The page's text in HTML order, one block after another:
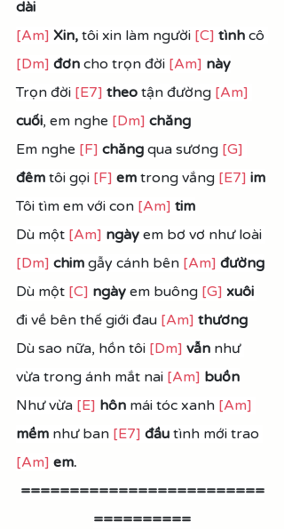
dài
[Am] Xin, tôi xin làm người [C] tình cô
[Dm] đơn cho trọn đời [Am] này
Trọn đời [E7] theo tận đường [Am]
cuối, em nghe [Dm] chăng
Em nghe [F] chăng qua sương [G]
đêm tôi gọi [F] em trong vắng [E7] im
Tôi tìm em với con [Am] tim
Dù một [Am] ngày em bơ vơ như loài
[Dm] chim gẫy cánh bên [Am] đường
Dù một [C] ngày em buông [G] xuôi
đi về bên thế giới đau [Am] thương
Dù sao nữa, hồn tôi [Dm] vẫn như
vừa trong ánh mắt nai [Am] buồn
Như vừa [E] hôn mái tóc xanh [Am]
mềm như ban [E7] đầu tình mới trao
[Am] em.
=========================
==========